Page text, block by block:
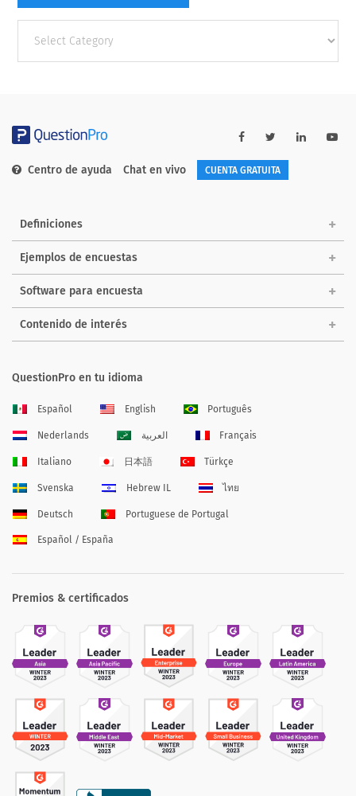
categories
Centro de ayuda Chat en vivo CUENTA GRATUITA
Definiciones
Ejemplos de encuestas
Software para encuesta
Contenido de interés
QuestionPro en tu idioma
Español English Português
Nederlands العربية Français
Italiano 日本語 Türkçe
Svenska Hebrew IL ไทย
Deutsch Portuguese de Portugal
Español / España
Premios & certificados